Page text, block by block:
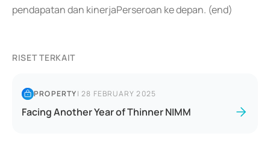
pendapatan dan kinerjaPerseroan ke depan. (end)
RISET TERKAIT
PROPERTY|28 FEBRUARY 2025
Facing Another Year of Thinner NIMM